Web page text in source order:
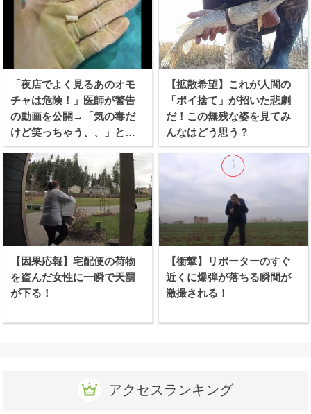
「夜店でよく見るあのオモ
チャは危険！」医師が警告
の動画を公開→「気の毒だ
けど笑っちゃう、、」と話
題に！
【拡散希望】これが人間の
「ポイ捨て」が招いた悲劇
だ！この無残な姿を見てみ
んなはどう思う？
【因果応報】宅配便の荷物
を盗んだ女性に一瞬で天罰
が下る！
【衝撃】リポーターのすぐ
近くに爆弾が落ちる瞬間が
激撮される！
アクセスランキング